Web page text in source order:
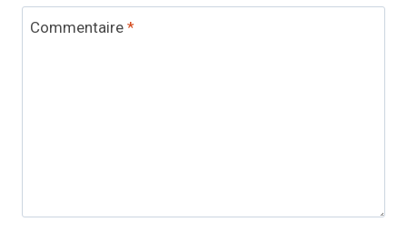
Commentaire *